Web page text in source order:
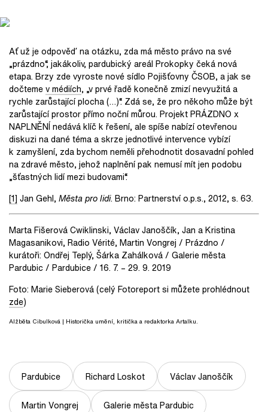
Ať už je odpověď na otázku, zda má město právo na své
„prázdno“, jakákoliv, pardubický areál Prokopky čeká nová
etapa. Brzy zde vyroste nové sídlo Pojišťovny ČSOB, a jak se
dočtemev médiích, „v prvé řadě konečně zmizí nevyužitá a
rychle zarůstající plocha (…)“. Zdá se, že pro někoho může být
zarůstající prostor přímo noční můrou. Projekt PRÁZDNO x
NAPLNĚNÍ nedává klíč k řešení, ale spíše nabízí otevřenou
diskuzi na dané téma a skrze jednotlivé intervence vybízí
k zamyšlení, zda bychom neměli přehodnotit dosavadní pohled
na zdravé město, jehož naplnění pak nemusí mít jen podobu
„šťastných lidí mezi budovami“.
[1] Jan Gehl, Města pro lidi. Brno: Partnerství o.p.s., 2012, s. 63.
Marta Fišerová Cwiklinski, Václav Janoščík, Jan a Kristina
Magasanikovi, Radio Vérité, Martin Vongrej / Prázdno /
kurátoři: Ondřej Teplý, Šárka Zahálková / Galerie města
Pardubic / Pardubice / 16. 7. – 29. 9. 2019
Foto: Marie Sieberová (celý Fotoreport si můžete prohlédnout
zde)
Alžběta Cibulková | Historička umění, kritička a redaktorka Artalku.
Pardubice Richard Loskot Václav Janoščík
Martin Vongrej Galerie města Pardubic